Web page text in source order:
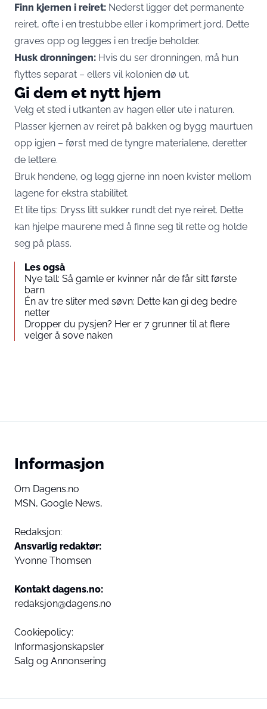
Finn kjernen i reiret: Nederst ligger det permanente
reiret, ofte i en trestubbe eller i komprimert jord. Dette
graves opp og legges i en tredje beholder.
Husk dronningen: Hvis du ser dronningen, må hun
flyttes separat – ellers vil kolonien dø ut.
Gi dem et nytt hjem
Velg et sted i utkanten av hagen eller ute i naturen.
Plasser kjernen av reiret på bakken og bygg maurtuen
opp igjen – først med de tyngre materialene, deretter
de lettere.
Bruk hendene, og legg gjerne inn noen kvister mellom
lagene for ekstra stabilitet.
Et lite tips: Dryss litt sukker rundt det nye reiret. Dette
kan hjelpe maurene med å finne seg til rette og holde
seg på plass.
Les også
Nye tall: Så gamle er kvinner når de får sitt første
barn
Én av tre sliter med søvn: Dette kan gi deg bedre
netter
Dropper du pysjen? Her er 7 grunner til at flere
velger å sove naken
Informasjon
Om Dagens.no
MSN, Google News,
Redaksjon:
Ansvarlig redaktør:
Yvonne Thomsen
Kontakt dagens.no:
redaksjon@dagens.no
Cookiepolicy:
Informasjonskapsler
Salg og Annonsering